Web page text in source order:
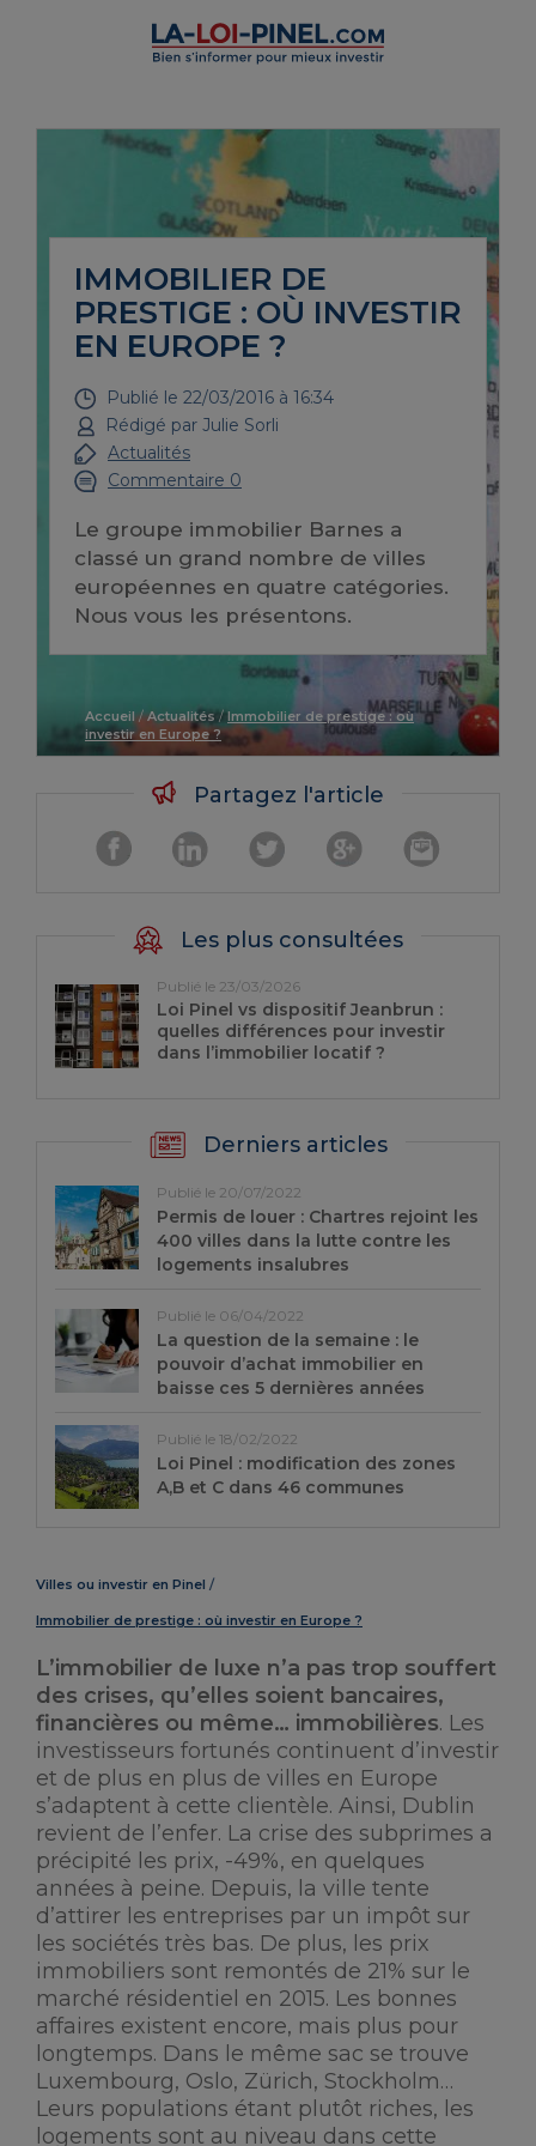
IMMOBILIER DE
PRESTIGE : OÙ INVESTIR
EN EUROPE ?
Publié le 22/03/2016 à 16:34
Rédigé par Julie Sorli
Actualités
Commentaire 0
Le groupe immobilier Barnes a
classé un grand nombre de villes
européennes en quatre catégories.
Nous vous les présentons.
Accueil/Actualités / Immobilier de prestige : où
investir en Europe ?
Villes ou investir en Pinel
Immobilier de prestige : où investir en Europe ?
L’immobilier de luxe n’a pas trop souffert
des crises, qu’elles soient bancaires,
financières ou même… immobilières. Les
investisseurs fortunés continuent d’investir
et de plus en plus de villes en Europe
s’adaptent à cette clientèle. Ainsi, Dublin
revient de l’enfer. La crise des subprimes a
précipité les prix, -49%, en quelques
années à peine. Depuis, la ville tente
d’attirer les entreprises par un impôt sur
les sociétés très bas. De plus, les prix
immobiliers sont remontés de 21% sur le
marché résidentiel en 2015. Les bonnes
affaires existent encore, mais plus pour
longtemps. Dans le même sac se trouve
Luxembourg, Oslo, Zürich, Stockholm…
Leurs populations étant plutôt riches, les
logements sont au niveau dans cette
Partagez l'article
Les plus consultées
Publié le 23/03/2026
Loi Pinel vs dispositif Jeanbrun :
quelles différences pour investir
dans l’immobilier locatif ?
Derniers articles
Publié le 20/07/2022
Permis de louer : Chartres rejoint les
400 villes dans la lutte contre les
logements insalubres
Publié le 06/04/2022
La question de la semaine : le
pouvoir d’achat immobilier en
baisse ces 5 dernières années
Publié le 18/02/2022
Loi Pinel : modification des zones
A,B et C dans 46 communes